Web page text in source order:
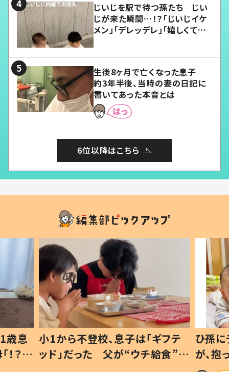
じいじを駅で待つ孫たち じい
じが来た瞬間…！？「じいじイケ
メン」「デレッデレ」「嬉しくて可
生後8ヶ月で亡くなった息子
約3年半後、当時の妻の日記に
書いてあった本音とは
6位以降はこちら
歳息
？」
小1から不登校、息子は「ギフテ
ッド」だった 父が“ウチ給食”を
ひ孫
が、